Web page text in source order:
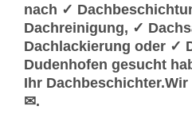
nach ✓
Dachreinigung, ✓
Dachlackierung oder ✓
Dudenhofen gesucht
Ihr
✉.